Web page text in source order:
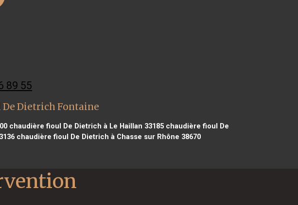
89 55
Dietrich Fontaine
chaudière fioul De Dietrich à Le Haillan 33185 chaudière fioul De
chaudière fioul De Dietrich à Chasse sur Rhône 38670